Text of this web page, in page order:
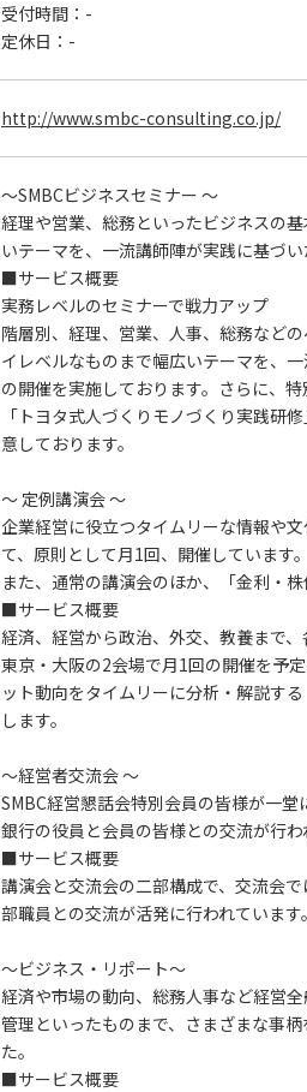
受付時間： -
定休日： -
http://www.smbc-consulting.co.jp/
～SMBCビジネスセミナー ～
経理や営業、総務といったビジネスの
いテーマを、一流講師陣が実践に基づい
■サービス概要
実務レベルのセミナーで戦力アップ
階層別、経理、営業、人事、総務など
イレベルなものまで幅広いテーマを、
の開催を実施しております。さらに、
「トヨタ式人づくりモノづくり実践研
意しております。
～ 定例講演会 ～
企業経営に役立つタイムリーな情報や
て、原則として月1回、開催しています。
また、通常の講演会のほか、「金利・
■サービス概要
経済、経営から政治、外交、教養まで
東京・大阪の2会場で月1回の開催を予
ット動向をタイムリーに分析・解説す
します。
～経営者交流会 ～
SMBC経営懇話会特別会員の皆様が一
銀行の役員と会員の皆様との交流が行わ
■サービス概要
講演会と交流会の二部構成で、交流会
部職員との交流が活発に行われています。
～ビジネス・リポート～
経済や市場の動向、総務人事など経営
管理といったものまで、さまざまな事
た。
■サービス概要